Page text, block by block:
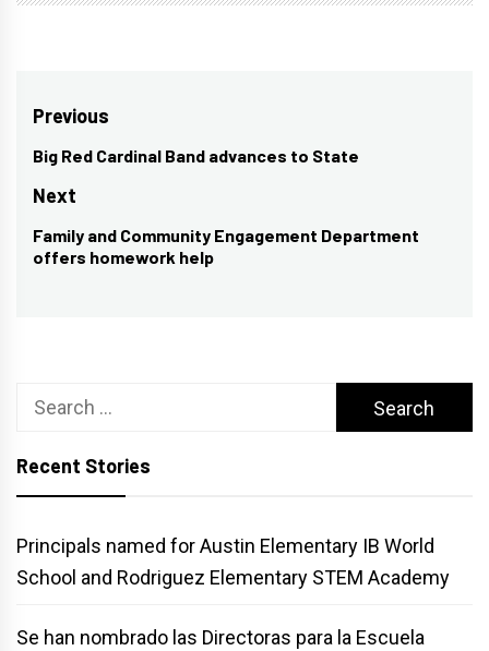
Post
navigation
Previous
Previous
post:
Big Red Cardinal Band advances to State
Next
Next
post:
Family and Community Engagement Department
offers homework help
Search
Recent Stories
Principals named for Austin Elementary IB World
School and Rodriguez Elementary STEM Academy
Se han nombrado las Directoras para la Escuela